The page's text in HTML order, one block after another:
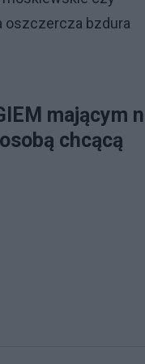
oszczercza bzdura
mającym
chcącą